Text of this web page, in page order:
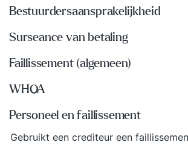
Bestuurdersaansprakelijkheid
Surseance van betaling
Faillissement (algemeen)
WHOA
Personeel en faillissement
Gebruikt een crediteur een